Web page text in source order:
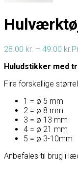
28.00 kr. – 49.00 kr.
Huludstikker med
Fire forskellige
1 = ø 5 mm
2 = ø 8 mm
3 = ø 13 mm
4 = ø 21 mm
5 = ø 3-10mm
Anbefales til brug i